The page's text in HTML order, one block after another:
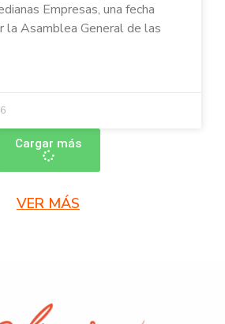
Empresas, una fecha
la Asamblea General de las
Cargar más
VER MÁS